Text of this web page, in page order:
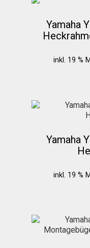
Yamaha
inkl. 19 %
Yamaha
inkl. 19 %